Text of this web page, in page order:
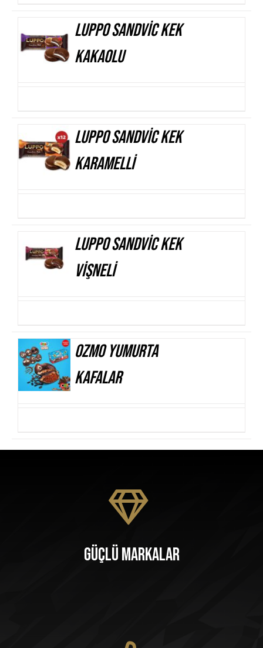
AYRINTILAR
Luppo Sandvic Kek
Kakaolu
AYRINTILAR
Luppo Sandvic Kek
Karamelli
AYRINTILAR
Luppo Sandvic Kek
Vişneli
AYRINTILAR
Ozmo Yumurta
Kafalar
Güçlü Markalar